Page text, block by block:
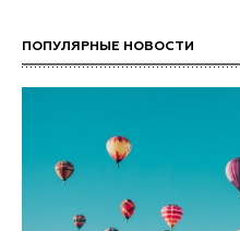
ПОПУЛЯРНЫЕ НОВОСТИ